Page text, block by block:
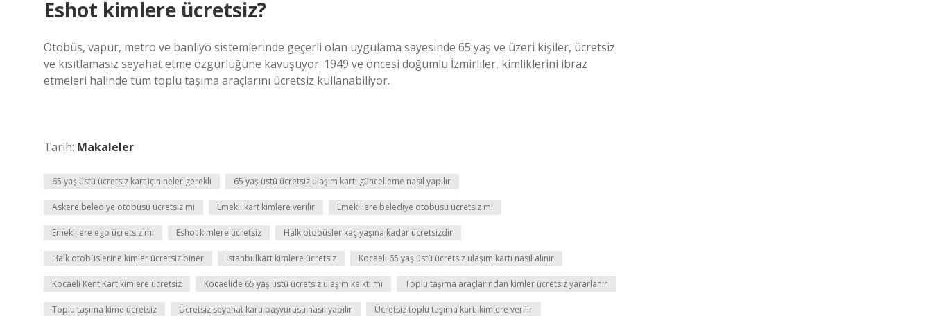
Eshot kimlere ücretsiz?
Otobüs, vapur, metro ve banliyö sistemlerinde geçerli olan uygulama sayesinde 65 yaş ve üzeri kişiler, ücretsiz
ve kısıtlamasız seyahat etme özgürlüğüne kavuşuyor. 1949 ve öncesi doğumlu İzmirliler, kimliklerini ibraz
etmeleri halinde tüm toplu taşıma araçlarını ücretsiz kullanabiliyor.
Tarih: Makaleler
65 yaş üstü ücretsiz kart için neler gerekli 65 yaş üstü ücretsiz ulaşım kartı güncelleme nasıl yapılır
Askere belediye otobüsü ücretsiz mi Emekli kart kimlere verilir Emeklilere belediye otobüsü ücretsiz mi
Emeklilere ego ücretsiz mi Eshot kimlere ücretsiz Halk otobüsler kaç yaşına kadar ücretsizdir
Halk otobüslerine kimler ücretsiz biner İstanbulkart kimlere ücretsiz Kocaeli 65 yaş üstü ücretsiz ulaşım kartı nasıl alınır
Kocaeli Kent Kart kimlere ücretsiz Kocaelide 65 yaş üstü ücretsiz ulaşım kalktı mı Toplu taşıma araçlarından kimler ücretsiz yararlanır
Toplu taşıma kime ücretsiz Ücretsiz seyahat kartı başvurusu nasıl yapılır Ücretsiz toplu taşıma kartı kimlere verilir